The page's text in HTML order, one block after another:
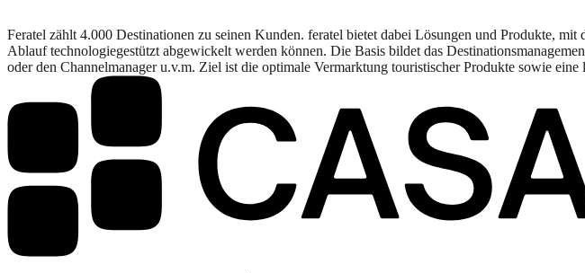
Feratel zählt 4.000 Destinationen zu seinen Kunden. feratel bietet dabei Lösungen und Produkte,
Ablauf technologiegestützt abgewickelt werden können. Die Basis bildet das
oder den Channelmanager u.v.m. Ziel ist die optimale Vermarktung touristischer Produkte sowie